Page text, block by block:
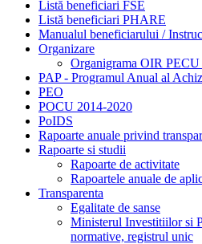
Listă beneficiari FSE
Listă beneficiari PHARE
Manualul beneficiarului /
Organizare
Organigrama OIR PECU
PAP - Programul Anual al
PEO
POCU 2014-2020
PoIDS
Rapoarte anuale privind
Rapoarte si studii
Rapoarte de activitate
Rapoartele anuale de
Transparenta
Egalitate de sanse
Ministerul Investitiilor si
normative, registrul unic